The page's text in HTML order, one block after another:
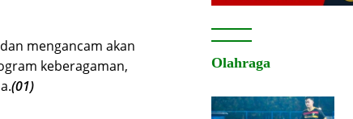
mengancam akan
keberagaman,
(01)
Olahraga